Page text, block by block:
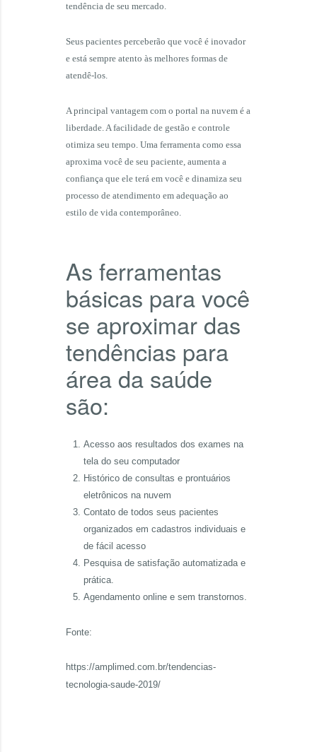
tendência de seu mercado.
Seus pacientes perceberão que você é inovador
e está sempre atento às melhores formas de
atendê-los.
A principal vantagem com o portal na nuvem é a
liberdade. A facilidade de gestão e controle
otimiza seu tempo. Uma ferramenta como essa
aproxima você de seu paciente, aumenta a
confiança que ele terá em você e dinamiza seu
processo de atendimento em adequação ao
estilo de vida contemporâneo.
As ferramentas
básicas para você
se aproximar das
tendências para
área da saúde
são:
Acesso aos resultados dos exames na
tela do seu computador
Histórico de consultas e prontuários
eletrônicos na nuvem
Contato de todos seus pacientes
organizados em cadastros individuais e
de fácil acesso
Pesquisa de satisfação automatizada e
prática.
Agendamento online e sem transtornos.
Fonte:
https://amplimed.com.br/tendencias-
tecnologia-saude-2019/